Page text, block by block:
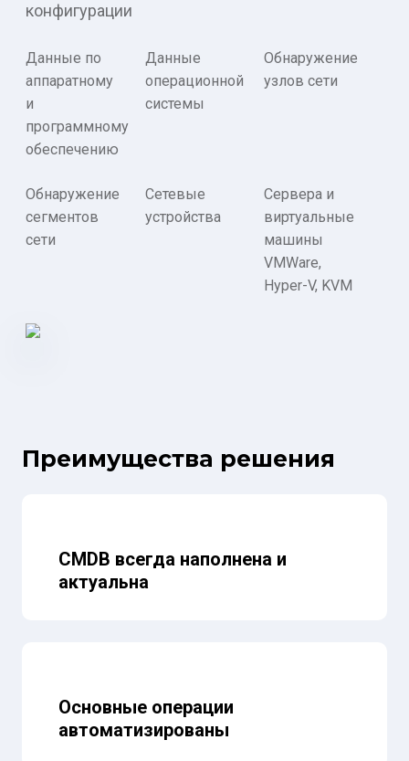
конфигурации
Данные по
аппаратному
и
программному
обеспечению
Данные
операционной
системы
Обнаружение
узлов сети
Обнаружение
сегментов
сети
Сетевые
устройства
Сервера и
виртуальные
машины
VMWare,
Hyper-V, KVM
Преимущества решения
CMDB всегда наполнена и
актуальна
Основные операции
автоматизированы